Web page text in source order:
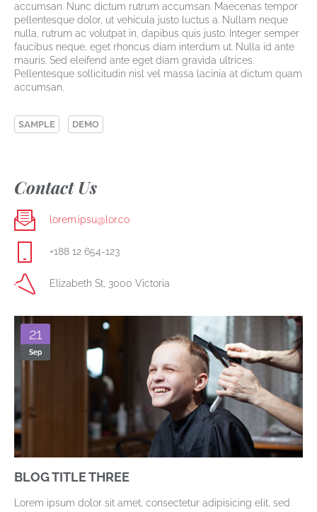
accumsan. Nunc dictum rutrum accumsan. Maecenas tempor
pellentesque dolor, ut vehicula justo luctus a. Nullam neque
nulla, rutrum ac volutpat in, dapibus quis justo. Integer semper
faucibus neque, eget rhoncus diam interdum ut. Nulla id ante
mauris. Sed eleifend ante eget diam gravida ultrices.
Pellentesque sollicitudin nisl vel massa lacinia at dictum quam
accumsan.
SAMPLE DEMO
Contact Us
lorem.ipsu@lor.co
+188 12 654-123
Elizabeth St, 3000 Victoria
21
Sep
BLOG TITLE THREE
Lorem ipsum dolor sit amet, consectetur adipisicing elit, sed